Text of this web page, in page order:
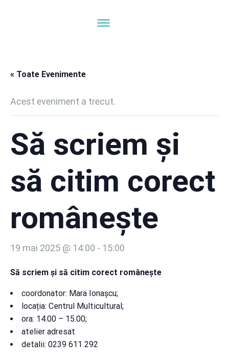
« Toate Evenimente
Acest eveniment a trecut.
Să scriem și
să citim corect
românește
19 mai 2025 @ 14:00 - 15:00
Să scriem și să citim corect românește
coordonator: Mara Ionașcu;
locația: Centrul Multicultural;
ora: 14.00 – 15.00;
atelier adresat
detalii: 0239 611 292